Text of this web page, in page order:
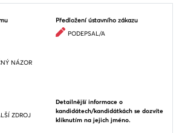
NÁZOR
Předložení ústavního zákazu
PODEPSAL/A
ZDROJ
Detailnější informace o
kandidátech/kandidátkách se dozvíte
kliknutím na jejich jméno.